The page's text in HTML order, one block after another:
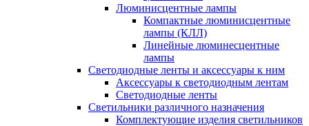
Люминисцентные лампы
Компактные люминисцентные
лампы (КЛЛ)
Линейные люминесцентные
лампы
Светодиодные ленты и аксессуары к ним
Аксессуары к светодиодным лентам
Светодиодные ленты
Светильники различного назначения
Комплектующие изделия светильников